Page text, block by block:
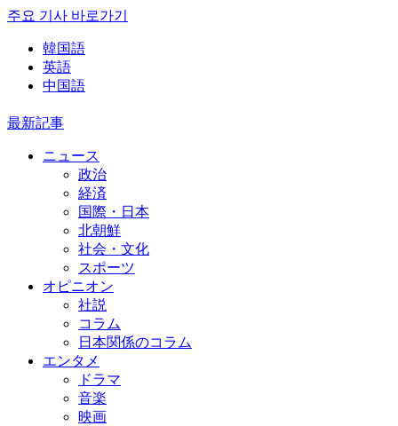
주요 기사 바로가기
韓国語
英語
中国語
最新記事
ニュース
政治
経済
国際・日本
北朝鮮
社会・文化
スポーツ
オピニオン
社説
コラム
日本関係のコラム
エンタメ
ドラマ
音楽
映画